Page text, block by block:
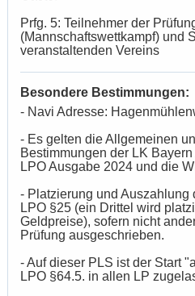
Prfg. 5: Teilnehmer der
(Mannschaftswettkampf) und
veranstaltenden Vereins
Besondere Bestimmungen:
- Navi Adresse:
- Es gelten die Allgemeinen
Bestimmungen der LK
LPO Ausgabe 2024 und die
- Platzierung und Auszahlung
LPO §25 (ein Drittel wird
Geldpreise), sofern nicht
Prüfung ausgeschrieben.
- Auf dieser PLS ist der Start
LPO §64.5. in allen LP